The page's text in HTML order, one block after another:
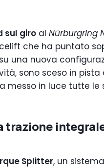
sul giro al Nürburgring
che ha puntato
una nuova
sono sceso in pista
messo in luce tutte le
trazione
Splitter, un